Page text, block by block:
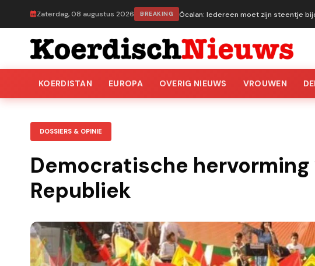
Zaterdag, 08 augustus 2026 BREAKING Öcalan: Iedereen moet zijn steentje
KOERDISTAN EUROPA OVERIG NIEUWS VROUWEN
DOSSIERS & OPINIE
Democratische hervorming
Republiek